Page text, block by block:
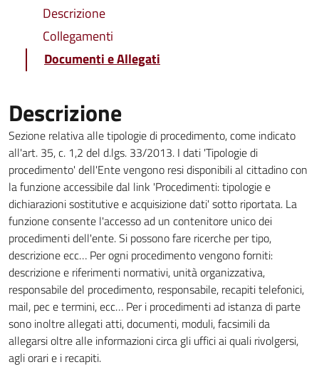
Descrizione
Collegamenti
Documenti e Allegati
Descrizione
Sezione relativa alle tipologie di procedimento, come indicato
all'art. 35, c. 1,2 del d.lgs. 33/2013. I dati 'Tipologie di
procedimento' dell'Ente vengono resi disponibili al cittadino con
la funzione accessibile dal link 'Procedimenti: tipologie e
dichiarazioni sostitutive e acquisizione dati' sotto riportata. La
funzione consente l'accesso ad un contenitore unico dei
procedimenti dell'ente. Si possono fare ricerche per tipo,
descrizione ecc… Per ogni procedimento vengono forniti:
descrizione e riferimenti normativi, unità organizzativa,
responsabile del procedimento, responsabile, recapiti telefonici,
mail, pec e termini, ecc… Per i procedimenti ad istanza di parte
sono inoltre allegati atti, documenti, moduli, facsimili da
allegarsi oltre alle informazioni circa gli uffici ai quali rivolgersi,
agli orari e i recapiti.